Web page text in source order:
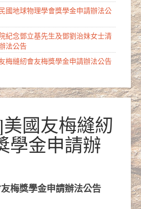
國地球物理學會獎學金申請辦法公
紀念鄧立基先生及鄧劉治妹女士清
法公告
梅縫紉會友梅獎學金申請辦法公告
國友梅縫紉
學金申請辦
梅獎學金申請辦法公告